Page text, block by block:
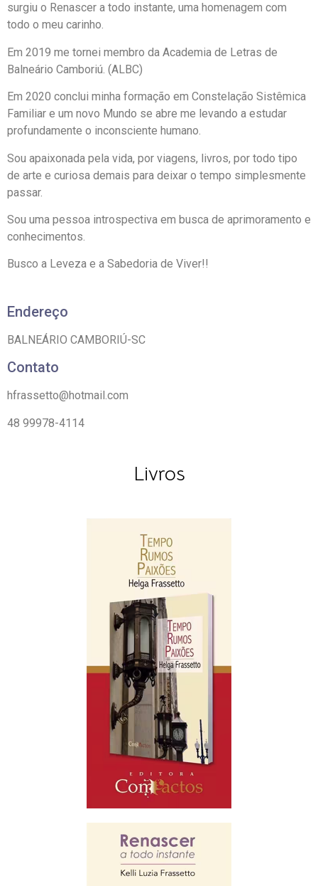
surgiu o Renascer a todo instante, uma homenagem com
todo o meu carinho.
Em 2019 me tornei membro da Academia de Letras de
Balneário Camboriú. (ALBC)
Em 2020 conclui minha formação em Constelação Sistêmica
Familiar e um novo Mundo se abre me levando a estudar
profundamente o inconsciente humano.
Sou apaixonada pela vida, por viagens, livros, por todo tipo
de arte e curiosa demais para deixar o tempo simplesmente
passar.
Sou uma pessoa introspectiva em busca de aprimoramento e
conhecimentos.
Busco a Leveza e a Sabedoria de Viver!!
Endereço
BALNEÁRIO CAMBORIÚ-SC
Contato
hfrassetto@hotmail.com
48 99978-4114
Livros